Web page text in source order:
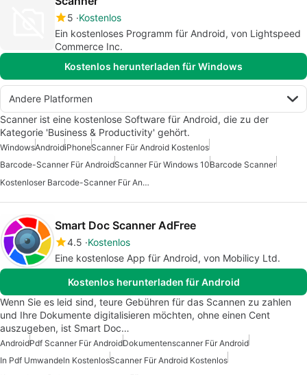
5 Kostenlos
Ein kostenloses Programm für Android, von Lightspeed
Commerce Inc.
Kostenlos herunterladen für Windows
Andere Platformen
Scanner ist eine kostenlose Software für Android, die zu der
Kategorie 'Business & Productivity' gehört.
WindowsAndroidiPhoneScanner Für Android Kostenlos
Barcode-Scanner Für AndroidScanner Für Windows 10Barcode Scanner
Kostenloser Barcode-Scanner Für Android
Smart Doc Scanner AdFree
4.5 Kostenlos
Eine kostenlose App für Android, von Mobilicy Ltd.
Kostenlos herunterladen für Android
Wenn Sie es leid sind, teure Gebühren für das Scannen zu zahlen
und Ihre Dokumente digitalisieren möchten, ohne einen Cent
auszugeben, ist Smart Doc…
AndroidPdf Scanner Für AndroidDokumentenscanner Für Android
In Pdf Umwandeln KostenlosScanner Für Android Kostenlos